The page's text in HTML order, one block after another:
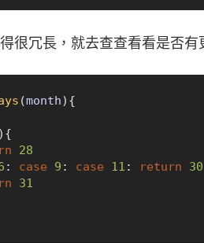
很冗長，就去查查看看是否有
(month) {
28
: case 9 : case 11 : return
30
31